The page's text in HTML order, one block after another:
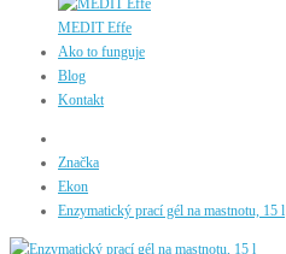
MEDIT Effe
Ako to funguje
Blog
Kontakt
Značka
Ekon
Enzymatický prací gél na mastnotu, 15 l